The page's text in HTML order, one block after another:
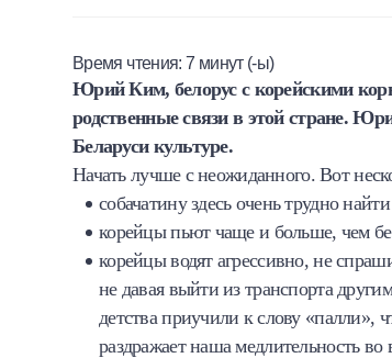
Халва
Онлайн-обменник
Премиальный сервис Prime Line
Мобильный банк MOBY
Потребительский кредит
Время чтения:7 минут (-ы)
Юрий Ким, белорус с корейскими
родственные связи в этой стране.
Беларуси культуре.
Начать лучше с неожиданного. Вот
собачатину здесь очень трудно
корейцы пьют чаще и больше, чем
корейцы водят агрессивно, не
не давая выйти из транспорта
детства приучили к слову «палли»,
раздражает наша медлительность во